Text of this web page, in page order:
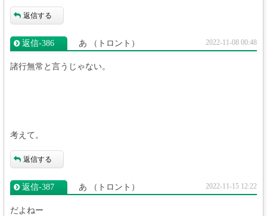
返信する
返信‐386 あ （トロント） 2022-11-08 00:48
諸行無常と言うじゃない。
考えて。
返信する
返信‐387 あ （トロント） 2022-11-15 12:22
だよねー